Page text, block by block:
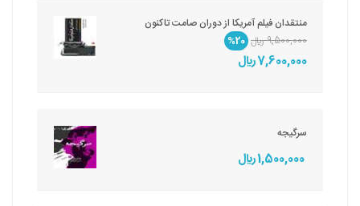
منتقدان فیلم آمریکا از دوران صامت تاکنون
9,500,000 ريال
%20
7,600,000 ريال
سرگیجه
1,500,000 ريال